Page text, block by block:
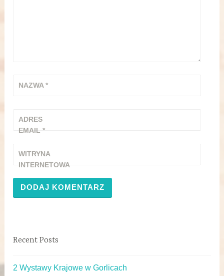
NAZWA*
ADRES
EMAIL*
WITRYNA
INTERNETOWA
Recent Posts
2 Wystawy Krajowe w Gorlicach